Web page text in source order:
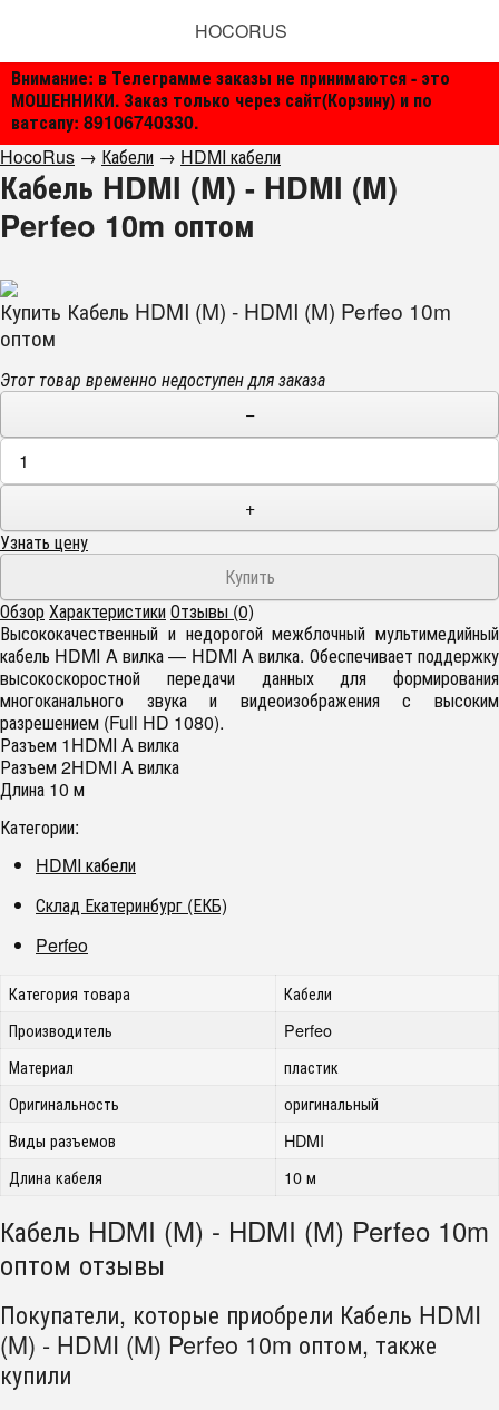
Внимание: в Телеграмме заказы не принимаются - это
МОШЕННИКИ. Заказ только через сайт(Корзину) и по
ватсапу: 89106740330.
HOCORUS
HocoRus → Кабели → HDMI кабели
Кабель HDMI (M) - HDMI (M)
Perfeo 10m оптом
Купить Кабель HDMI (M) - HDMI (M) Perfeo 10m
оптом
Этот товар временно недоступен для заказа
−
+
Узнать цену
ОбзорХарактеристикиОтзывы (0)
Высококачественный и недорогой межблочный мультимедийный
кабель HDMI A вилка — HDMI A вилка. Обеспечивает поддержку
высокоскоростной передачи данных для формирования
многоканального звука и видеоизображения с высоким
разрешением (Full HD 1080).
Разъем 1HDMI A вилка
Разъем 2HDMI A вилка
Длина 10 м
Категории:
HDMI кабели
Склад Екатеринбург (ЕКБ)
Perfeo
Категория товара
Кабели
Производитель
Perfeo
Материал
пластик
Оригинальность
оригинальный
Виды разъемов
HDMI
Длина кабеля
10 м
Кабель HDMI (M) - HDMI (M) Perfeo 10m
оптом отзывы
Покупатели, которые приобрели Кабель HDMI
(M) - HDMI (M) Perfeo 10m оптом, также
купили